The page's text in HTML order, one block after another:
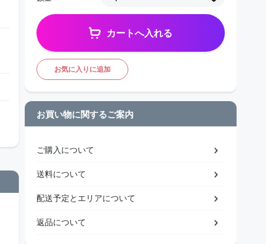
カートへ入れる
お気に入りに追加
お買い物に関するご案内
ご購入について
送料について
配送予定とエリアについて
返品について